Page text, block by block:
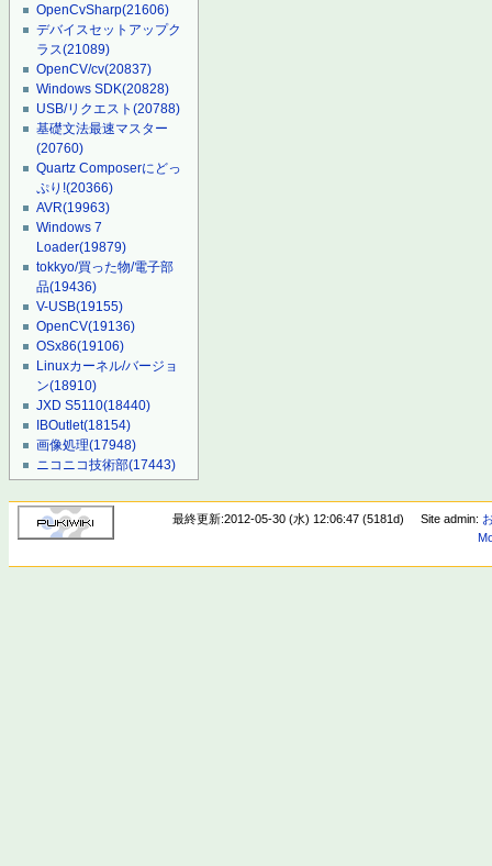
OpenCvSharp(21606)
デバイスセットアップク
ラス(21089)
OpenCV/cv(20837)
Windows SDK(20828)
USB/リクエスト(20788)
基礎文法最速マスター
(20760)
Quartz Composerにどっ
ぷり!(20366)
AVR(19963)
Windows 7
Loader(19879)
tokkyo/買った物/電子部
品(19436)
V-USB(19155)
OpenCV(19136)
OSx86(19106)
Linuxカーネル/バージョ
ン(18910)
JXD S5110(18440)
IBOutlet(18154)
画像処理(17948)
ニコニコ技術部(17443)
最終更新:2012-05-30 (水) 12:06:47 (5181d) Site admin: